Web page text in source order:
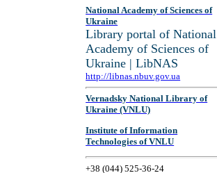
National Academy of Sciences of
Ukraine
Library portal of National
Academy of Sciences of
Ukraine | LibNAS
http://libnas.nbuv.gov.ua
Vernadsky National Library of
Ukraine (VNLU)
Institute of Information
Technologies of VNLU
+38 (044) 525-36-24